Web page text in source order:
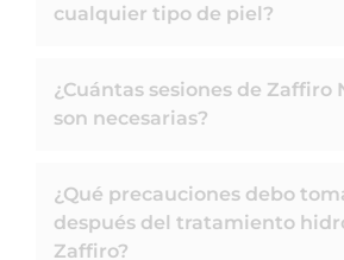
cualquier tipo de piel?
¿Cuántas sesiones de Zaffiro
son necesarias?
¿Qué precauciones debo
después del tratamiento
Zaffiro?